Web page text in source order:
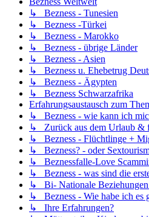
↳ Bezness - Tunesien
↳ Bezness -Türkei
↳ Bezness - Marokko
↳ Bezness - übrige Länder
↳ Bezness - Asien
↳ Bezness u. Ehebetrug
↳ Bezness - Ägypten
↳ Bezness Schwarzafrika
Erfahrungsaustausch zum
↳ Bezness - wie kann ich
↳ Zurück aus dem Urlaub &
↳ Bezness - Flüchtlinge +
↳ Bezness? - oder
↳ Beznessfalle-Love
↳ Bezness - was sind die
↳ Bi- Nationale Beziehungen
↳ Bezness - Wie habe ich es
↳ Ihre Erfahrungen?